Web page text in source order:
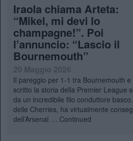
Iraola chiama Arteta:
“Mikel, mi devi lo
champagne!”. Poi
l’annuncio: “Lascio il
Bournemouth”
Il pareggio per 1-1 tra Bournemouth
scritto la storia della Premier League
da un incredibile filo conduttore
delle Cherries, ha virtualmente
dell’Arsenal … Continued